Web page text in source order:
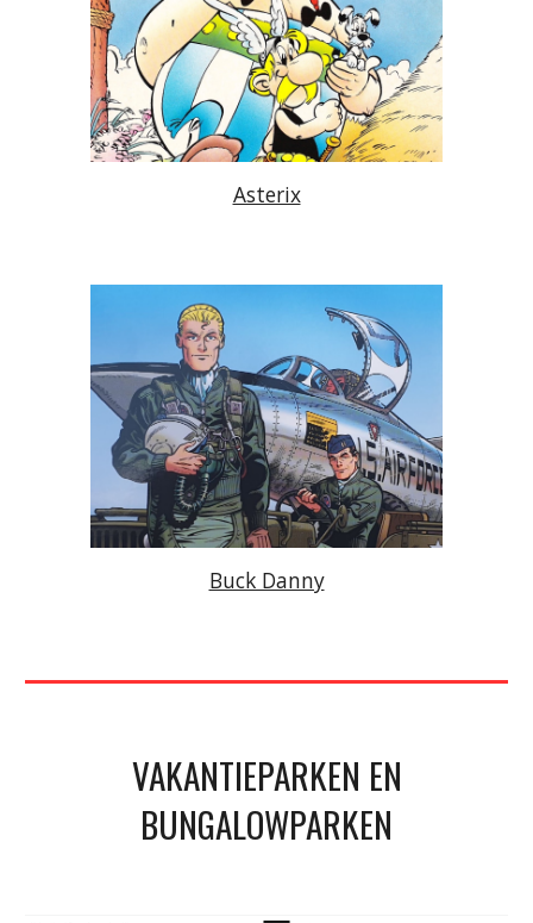
Asterix
Buck Danny
VAKANTIEPARKEN EN
BUNGALOWPARKEN